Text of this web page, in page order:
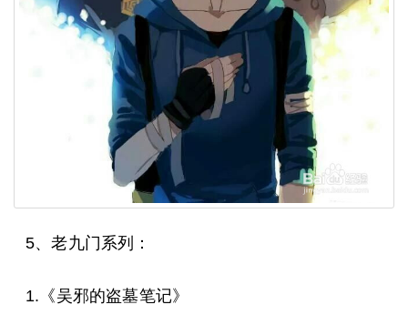
5、老九门系列：
1.《吴邪的盗墓笔记》